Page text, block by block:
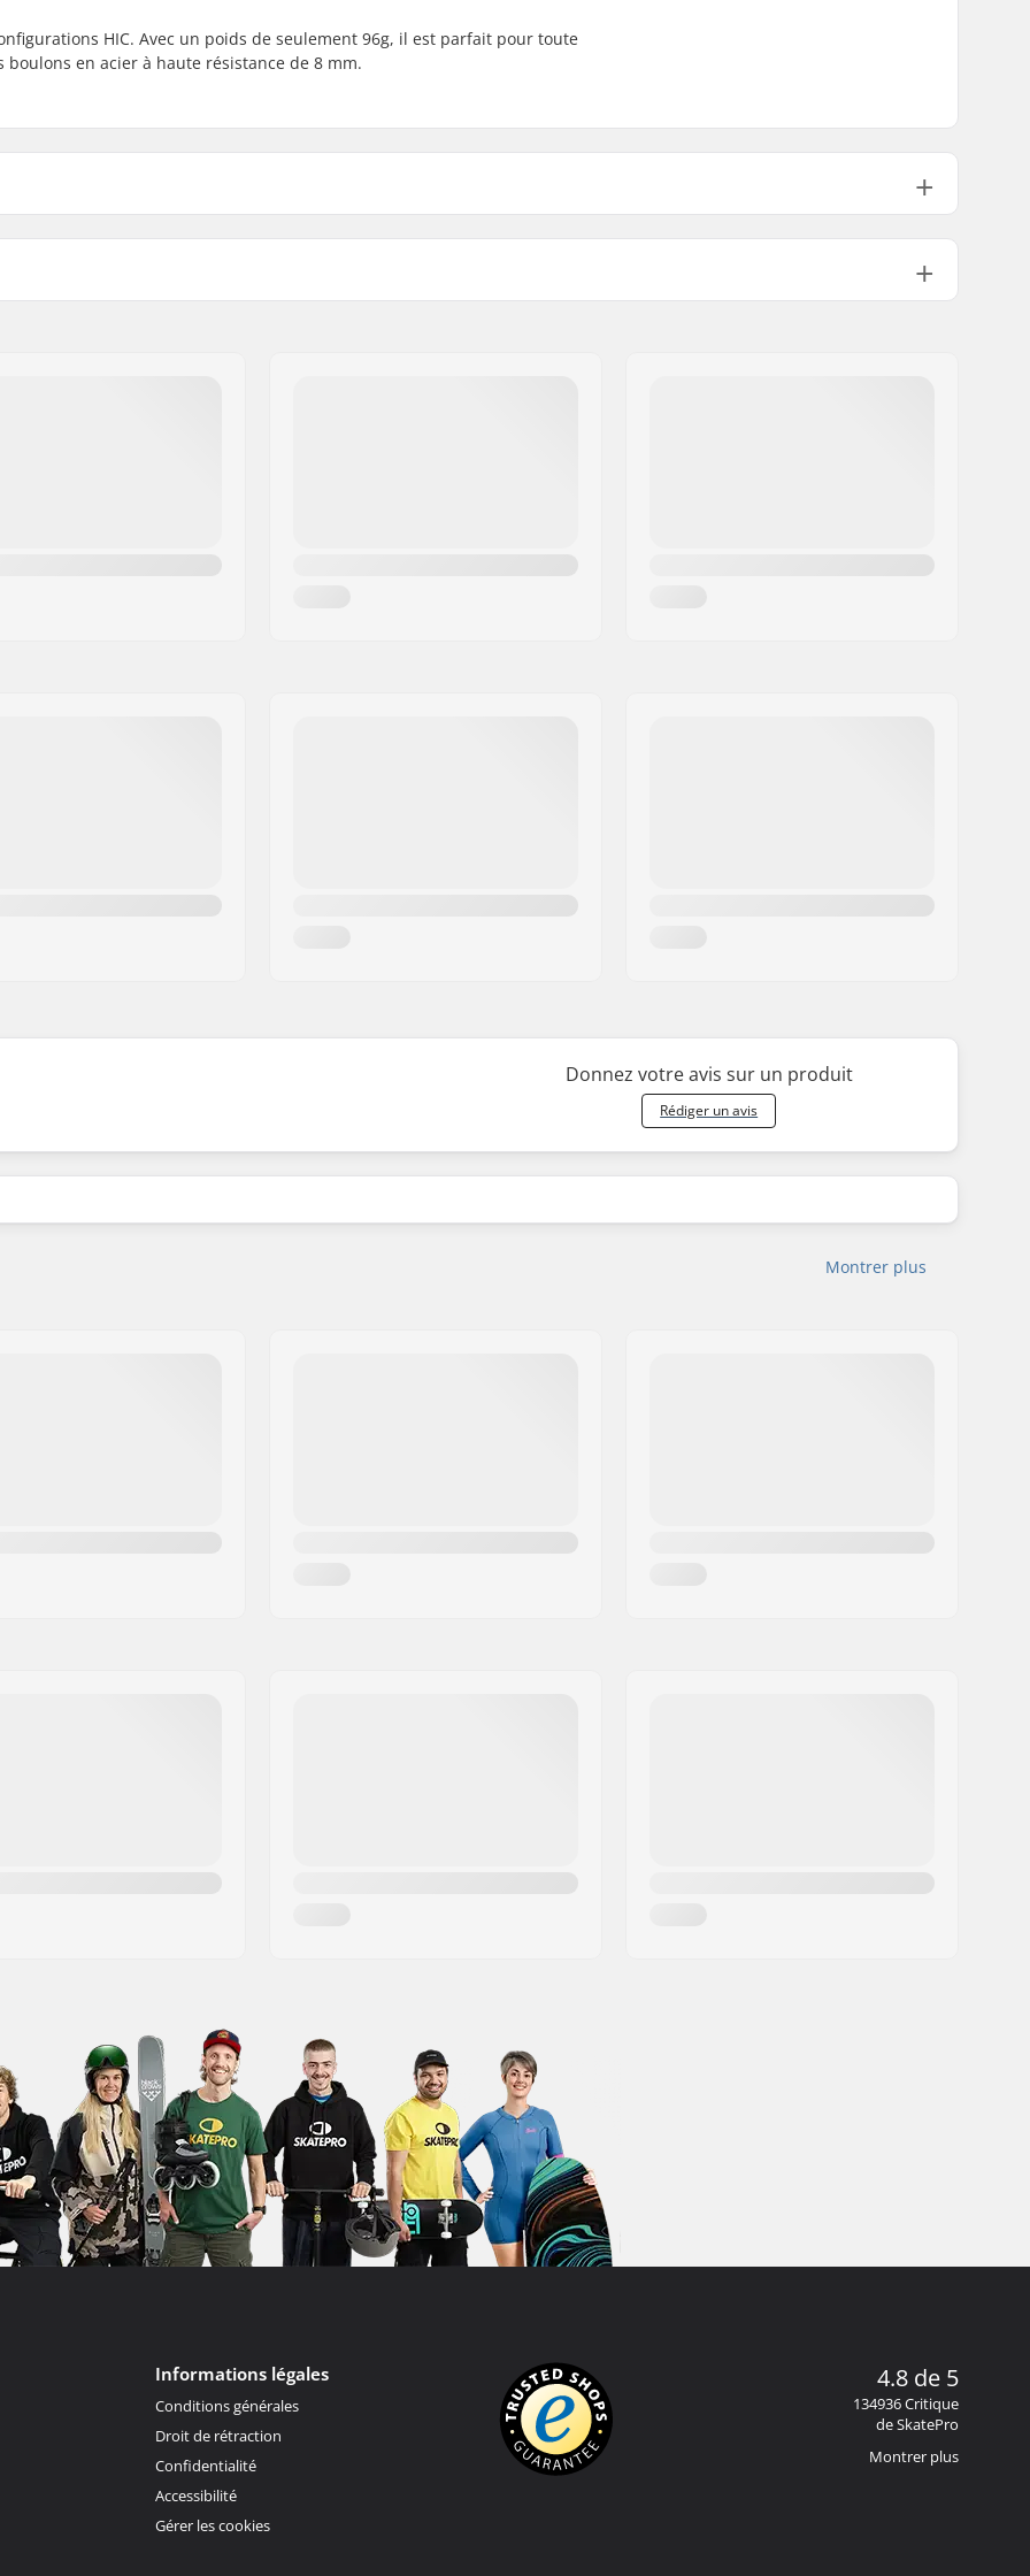
HIC. Avec un poids de seulement 96g, il est parfait pour toute
en acier à haute résistance de 8 mm.
Compression inclus:
No
Etoile:
Non inclus
Donnez votre avis sur un produit
Rédiger un avis
Montrer plus
Informations légales
Conditions générales
Droit de rétraction
Confidentialité
Accessibilité
Gérer les cookies
4.8 de 5
134936 Critique
de SkatePro
Montrer plus